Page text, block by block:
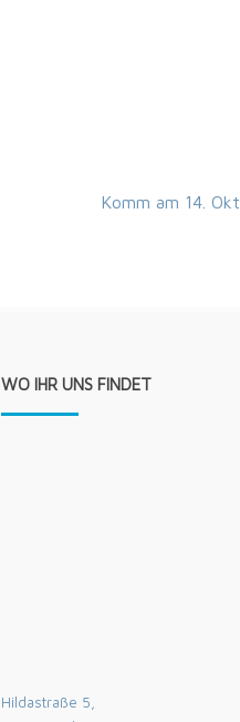
Komm am 14.
WO IHR UNS FINDET
Hildastraße 5,